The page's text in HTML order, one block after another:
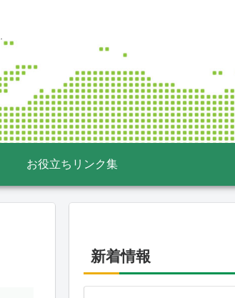
お役立ちリンク集
新着情報